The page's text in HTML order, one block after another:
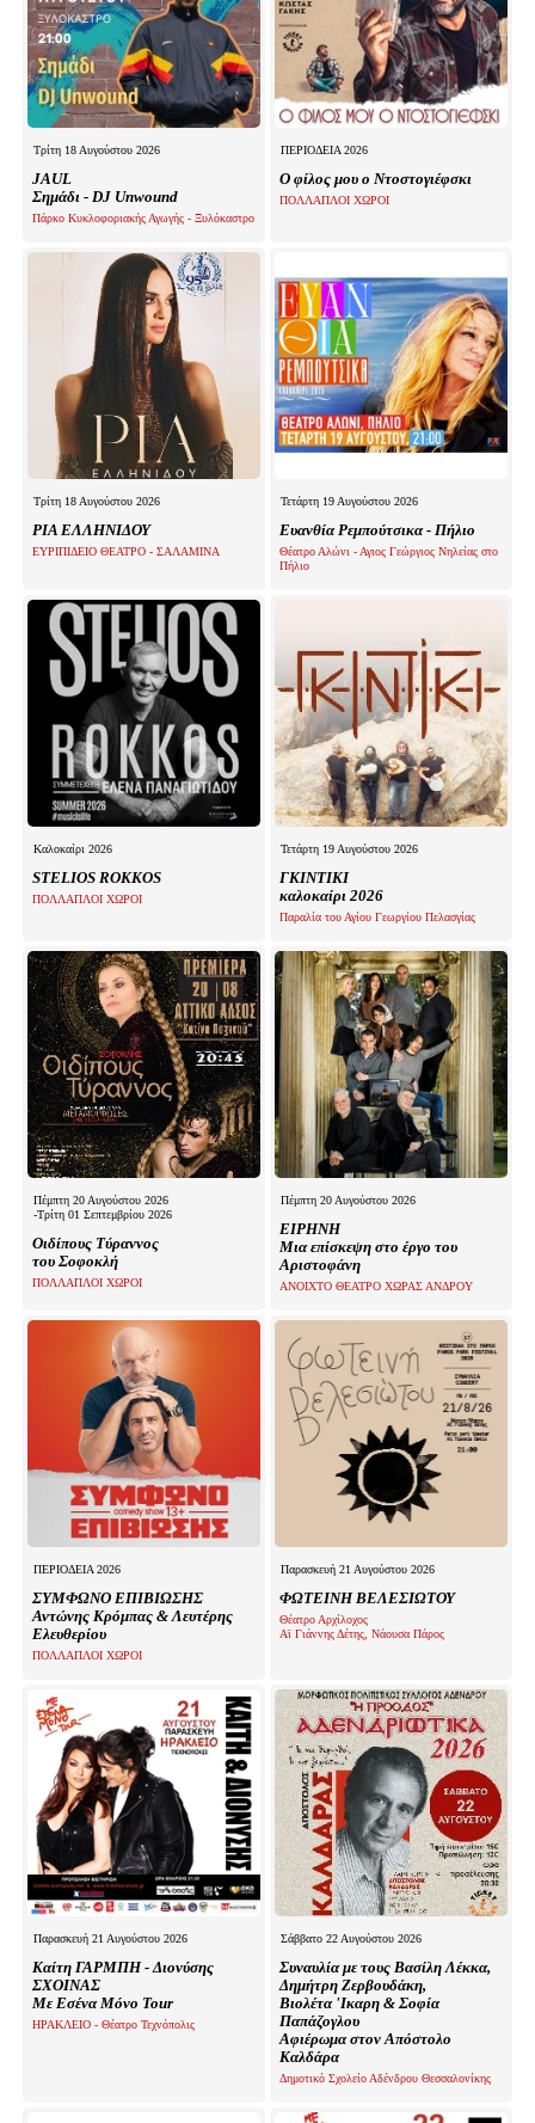
Τρίτη 18 Αυγούστου 2026
JAUL
Σημάδι - DJ Unwound
Πάρκο Κυκλοφοριακής Αγωγής - Ξυλόκαστρο
ΠΕΡΙΟΔΕΙΑ 2026
Ο φίλος μου ο Ντοστογιέφσκι
ΠΟΛΛΑΠΛΟΙ ΧΩΡΟΙ
Τρίτη 18 Αυγούστου 2026
ΡΙΑ ΕΛΛΗΝΙΔΟΥ
ΕΥΡΙΠΙΔΕΙΟ ΘΕΑΤΡΟ - ΣΑΛΑΜΙΝΑ
Τετάρτη 19 Αυγούστου 2026
Ευανθία Ρεμπούτσικα - Πήλιο
Θέατρο Αλώνι - Αγιος Γεώργιος Νηλείας στο
Πήλιο
Καλοκαίρι 2026
STELIOS ROKKOS
ΠΟΛΛΑΠΛΟΙ ΧΩΡΟΙ
Τετάρτη 19 Αυγούστου 2026
ΓΚΙΝΤΙΚΙ
καλοκαίρι 2026
Παραλία του Αγίου Γεωργίου Πελασγίας
Πέμπτη 20 Αυγούστου 2026
-Τρίτη 01 Σεπτεμβρίου 2026
Οιδίπους Τύραννος
του Σοφοκλή
ΠΟΛΛΑΠΛΟΙ ΧΩΡΟΙ
Πέμπτη 20 Αυγούστου 2026
ΕΙΡΗΝΗ
Μια επίσκεψη στο έργο του
Αριστοφάνη
ΑΝΟΙΧΤΟ ΘΕΑΤΡΟ ΧΩΡΑΣ ΑΝΔΡΟΥ
ΠΕΡΙΟΔΕΙΑ 2026
ΣΥΜΦΩΝΟ ΕΠΙΒΙΩΣΗΣ
Αντώνης Κρόμπας & Λευτέρης
Ελευθερίου
ΠΟΛΛΑΠΛΟΙ ΧΩΡΟΙ
Παρασκευή 21 Αυγούστου 2026
ΦΩΤΕΙΝΗ ΒΕΛΕΣΙΩΤΟΥ
Θέατρο Αρχίλοχος
Αϊ Γιάννης Δέτης, Νάουσα Πάρος
Παρασκευή 21 Αυγούστου 2026
Καίτη ΓΑΡΜΠΗ - Διονύσης
ΣΧΟΙΝΑΣ
Με Εσένα Μόνο Tour
ΗΡΑΚΛΕΙΟ - Θέατρο Τεχνόπολις
Σάββατο 22 Αυγούστου 2026
Συναυλία με τους Βασίλη Λέκκα,
Δημήτρη Ζερβουδάκη,
Βιολέτα 'Ικαρη & Σοφία
Παπάζογλου
Αφιέρωμα στον Απόστολο
Καλδάρα
Δημοτικό Σχολείο Αδένδρου Θεσσαλονίκης